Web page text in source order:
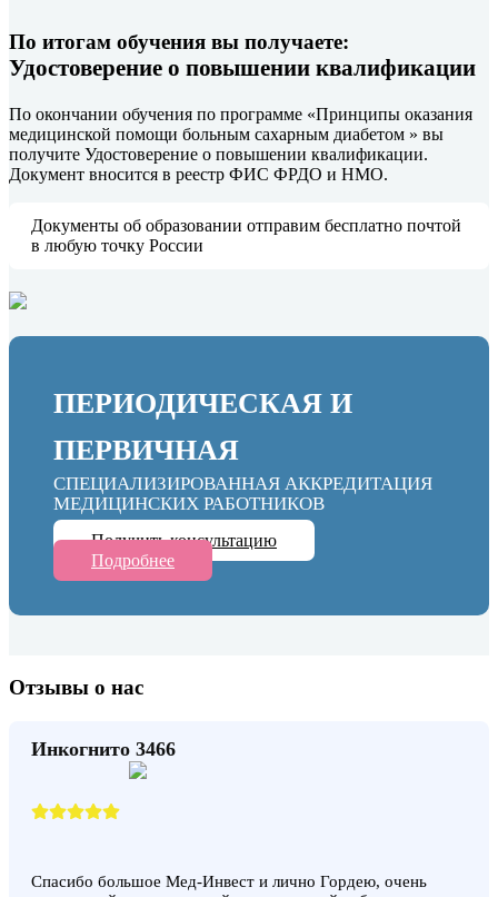
По итогам обучения вы получаете:
Удостоверение о повышении квалификации
По окончании обучения по программе «Принципы оказания
медицинской помощи больным сахарным диабетом » вы
получите Удостоверение о повышении квалификации.
Документ вносится в реестр ФИС ФРДО и НМО.
Документы об образовании отправим бесплатно почтой
в любую точку России
ПЕРИОДИЧЕСКАЯ И
ПЕРВИЧНАЯ
СПЕЦИАЛИЗИРОВАННАЯ АККРЕДИТАЦИЯ
МЕДИЦИНСКИХ РАБОТНИКОВ
Получить консультацию
Подробнее
Отзывы о нас
Инкогнито 3466
Спасибо большое Мед-Инвест и лично Гордею, очень